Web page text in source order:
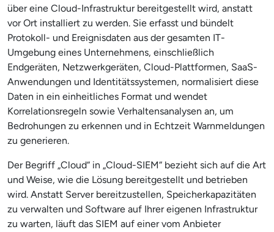
über eine Cloud-Infrastruktur bereitgestellt wird, anstatt
vor Ort installiert zu werden. Sie erfasst und bündelt
Protokoll- und Ereignisdaten aus der gesamten IT-
Umgebung eines Unternehmens, einschließlich
Endgeräten, Netzwerkgeräten, Cloud-Plattformen, SaaS-
Anwendungen und Identitätssystemen, normalisiert diese
Daten in ein einheitliches Format und wendet
Korrelationsregeln sowie Verhaltensanalysen an, um
Bedrohungen zu erkennen und in Echtzeit Warnmeldungen
zu generieren.
Der Begriff „Cloud“ in „Cloud-SIEM“ bezieht sich auf die Art
und Weise, wie die Lösung bereitgestellt und betrieben
wird. Anstatt Server bereitzustellen, Speicherkapazitäten
zu verwalten und Software auf Ihrer eigenen Infrastruktur
zu warten, läuft das SIEM auf einer vom Anbieter